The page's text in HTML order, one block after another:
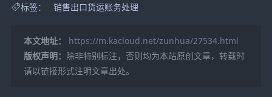
标签： 销售出口货运账务处理
本文地址：
https://m.kacloud.net/zunhua/27534.html
版权声明： 除非特别标注，否则均为本站原创文章，转载时
请以链接形式注明文章出处。